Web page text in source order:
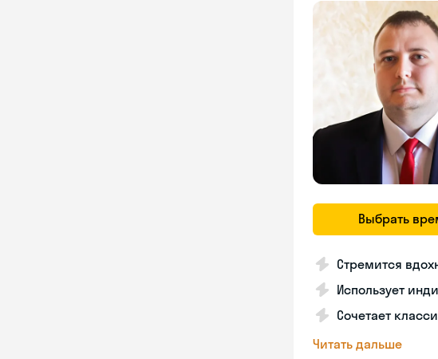
Выбрать
Стремится
Использует
Сочетает
Читать дальше